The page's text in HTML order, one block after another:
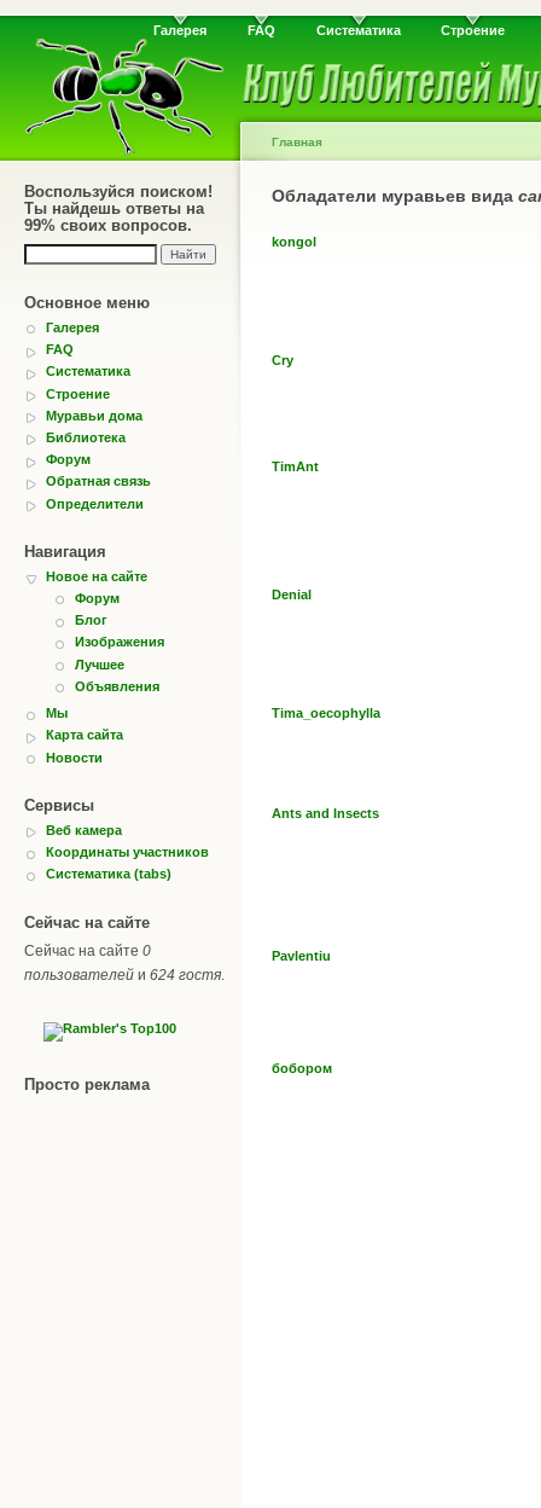
Галерея FAQ Систематика Строение
Воспользуйся поиском!
Ты найдешь ответы на
99% своих вопросов.
Основное меню
Галерея
FAQ
Систематика
Строение
Муравьи дома
Библиотека
Форум
Обратная связь
Определители
Навигация
Новое на сайте
Форум
Блог
Изображения
Лучшее
Объявления
Мы
Карта сайта
Новости
Сервисы
Веб камера
Координаты участников
Систематика (tabs)
Сейчас на сайте
Сейчас на сайте 0
пользователей и 624 гостя
Просто реклама
Главная
Обладатели муравьев вида
kongol
Cry
TimAnt
Denial
Tima_oecophylla
Ants and Insects
Pavlentiu
бобором